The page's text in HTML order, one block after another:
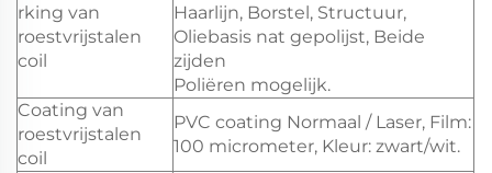
rking van
roestvrijstalen
coil
Haarlijn, Borstel, Structuur,
Oliebasis nat gepolijst, Beide
zijden
Poliëren mogelijk.
Coating van
roestvrijstalen
coil
PVC coating Normaal / Laser, Film:
100 micrometer, Kleur: zwart/wit.